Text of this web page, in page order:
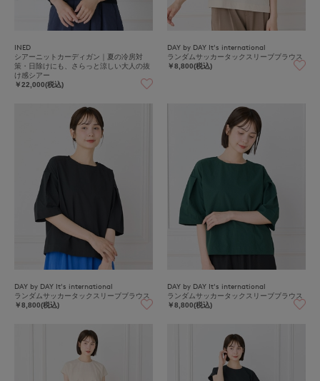
INED
シアーニットカーディガン｜夏の冷房対
策・日除けにも、さらっと涼しい大人の抜
け感シアー
￥22,000(税込)
DAY by DAY It's international
ランダムサッカータックスリーブブラウス
￥8,800(税込)
DAY by DAY It's international
ランダムサッカータックスリーブブラウス
￥8,800(税込)
DAY by DAY It's international
ランダムサッカータックスリーブブラウス
￥8,800(税込)